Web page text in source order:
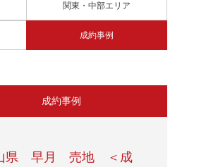
関東・中部エリア
成約事例
成約事例
県 早月 売地 ＜成